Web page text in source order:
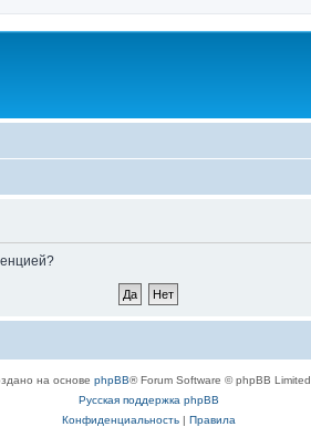
на основе phpBB® Forum Software © phpBB Limited
Русская поддержка phpBB
Конфиденциальность| Правила